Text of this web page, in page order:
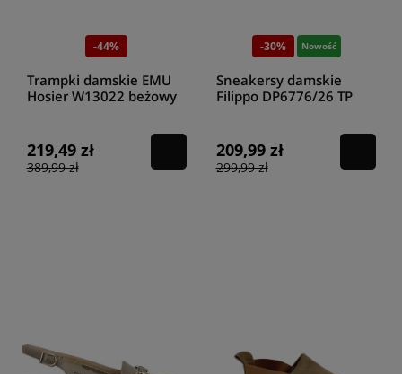
-44%
Trampki damskie EMU
Hosier W13022 beżowy
219,49 zł
389,99 zł
-30% Nowość
Sneakersy damskie
Filippo DP6776/26 TP
209,99 zł
299,99 zł